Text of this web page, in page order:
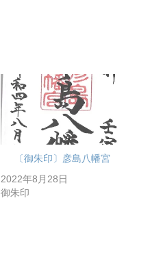
〔御朱印〕彦島八幡宮
2022年8月28日
御朱印